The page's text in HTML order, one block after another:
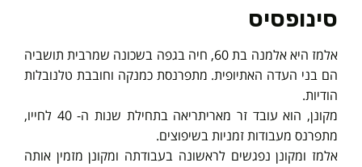
סינופסיס
אלמז היא אלמנה בת 60, חיה בגפה בשכונה שמרבית תושביה
הם בני העדה האתיופית. מתפרנסת כמנקה וחובבת טלנובלות
הודיות.
מקונן, הוא עובד זר מאריתריאה בתחילת שנות ה- 40 לחייו,
מתפרנס מעבודות זמניות בשיפוצים.
אלמז ומקונן נפגשים לראשונה בעבודתה ומקונן מזמין אותה